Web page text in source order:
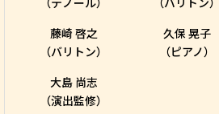
藤崎 啓之
（バリトン）
久保 晃子
（ピアノ）
大島 尚志
（演出監修）